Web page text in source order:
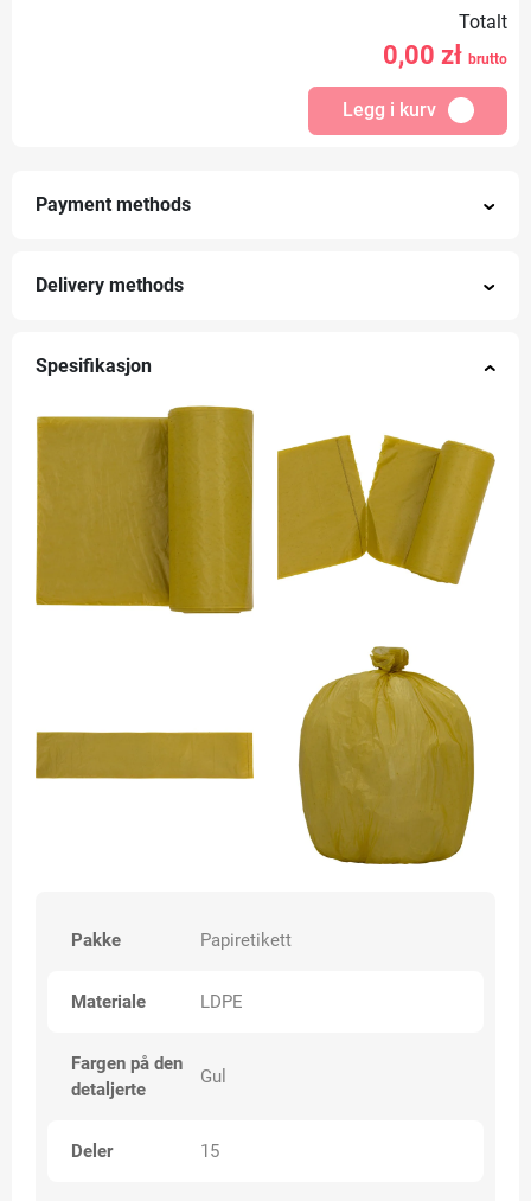
Totalt
0,00 zł brutto
Legg i kurv
Payment methods
Delivery methods
Spesifikasjon
Pakke Papiretikett
Materiale LDPE
Fargen på den
detaljerte
Gul
Deler 15